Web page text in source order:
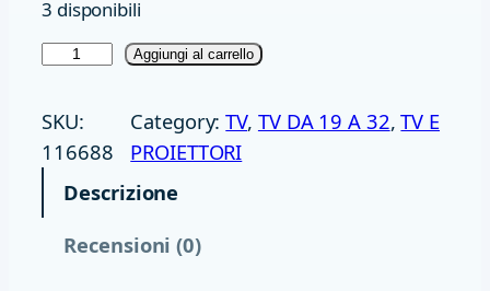
3 disponibili
3
2
Aggiungi al carrello
SKU:
116688
Category:TV, TV DA 19 A 32, TV E
PROIETTORI
Descrizione
Recensioni (0)